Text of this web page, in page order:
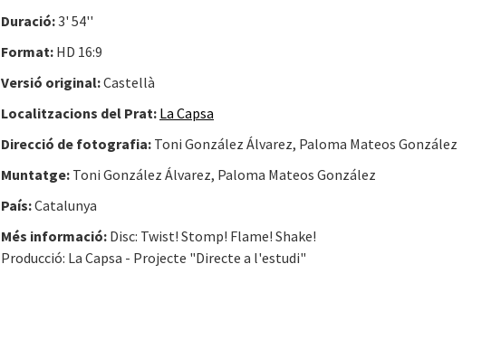
Duració:3' 54''
Format: HD 16:9
Versió original:Castellà
Localitzacions del Prat: La Capsa
Direcció de fotografia: Toni González Álvarez, Paloma Mateos González
Muntatge: Toni González Álvarez, Paloma Mateos González
País:Catalunya
Més informació: Disc: Twist! Stomp! Flame! Shake!
Producció: La Capsa - Projecte "Directe a l'estudi"